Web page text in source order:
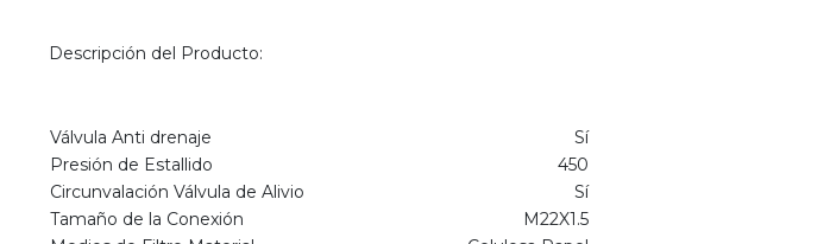
Descripción del Producto:
Válvula Anti drenaje
Sí
Presión de Estallido
450
Circunvalación Válvula de Alivio
Sí
Tamaño de la Conexión
M22X1.5